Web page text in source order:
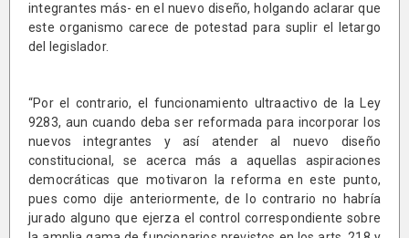
integrantes más- en el nuevo diseño, holgando aclarar que
este organismo carece de potestad para suplir el letargo
del legislador.
“Por el contrario, el funcionamiento ultraactivo de la Ley
9283, aun cuando deba ser reformada para incorporar los
nuevos integrantes y así atender al nuevo diseño
constitucional, se acerca más a aquellas aspiraciones
democráticas que motivaron la reforma en este punto,
pues como dije anteriormente, de lo contrario no habría
jurado alguno que ejerza el control correspondiente sobre